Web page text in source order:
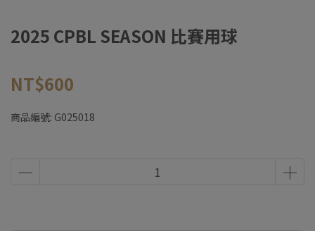
2025 CPBL SEASON 比賽用球
NT$600
商品編號: G025018